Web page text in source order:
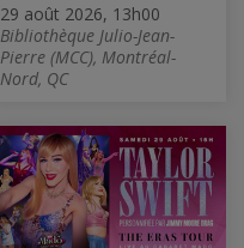
29 août 2026, 13h00
Bibliothèque Julio-Jean-
Pierre (MCC), Montréal-
Nord, QC